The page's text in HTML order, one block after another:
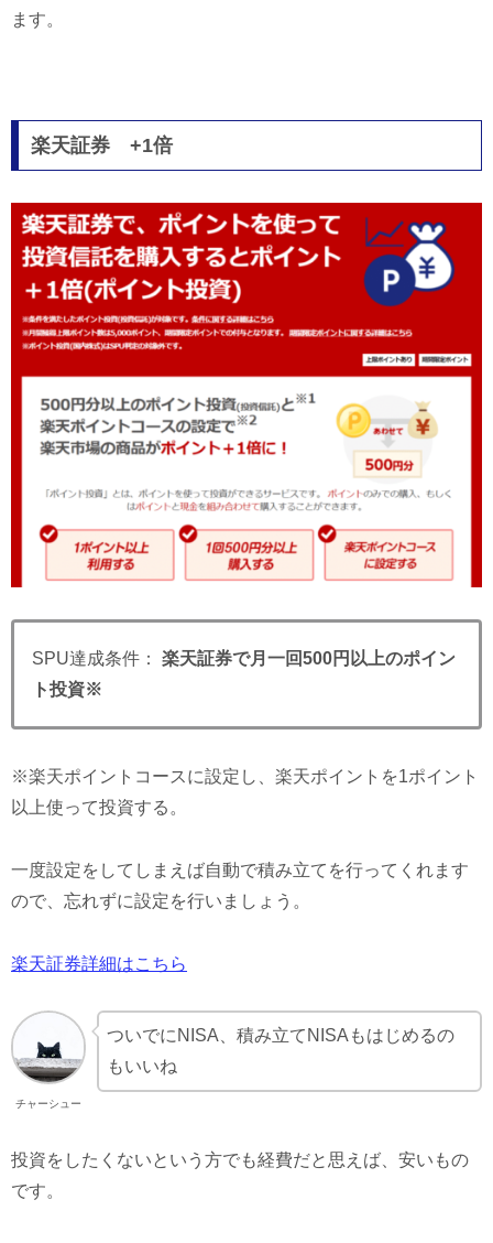
ます。
楽天証券 +1倍
SPU達成条件：
楽天証券で月一回500円以上のポイン
ト投資※
※楽天ポイントコースに設定し、楽天ポイントを1ポイント
以上使って投資する。
一度設定をしてしまえば自動で積み立てを行ってくれます
ので、忘れずに設定を行いましょう。
楽天証券詳細はこちら
チャーシュー
ついでにNISA、積み立てNISAもはじめるの
もいいね
投資をしたくないという方でも経費だと思えば、安いもの
です。